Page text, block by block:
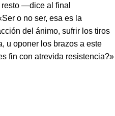
resto —dice al final
o no ser, esa es la
del ánimo, sufrir los tiros
u oponer los brazos a este
fin con atrevida resistencia?»